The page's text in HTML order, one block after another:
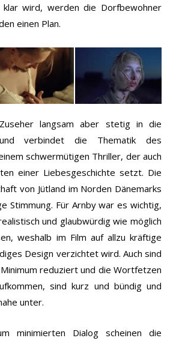
klar wird, werden die Dorfbewohner
einen Plan.
langsam aber stetig in die
verbindet die Thematik des
schwermütigen Thriller, der auch
einer Liebesgeschichte setzt. Die
von Jütland im Norden Dänemarks
Stimmung. Für Arnby war es wichtig,
und glaubwürdig wie möglich
weshalb im Film auf allzu kräftige
Design verzichtet wird. Auch sind
reduziert und die Wortfetzen
sind kurz und bündig und
unter.
minimierten Dialog scheinen die